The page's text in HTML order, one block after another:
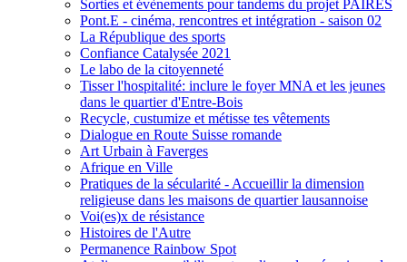
Sorties et évènements pour tandems du projet PAIRES
Pont.E - cinéma, rencontres et intégration - saison 02
La République des sports
Confiance Catalysée 2021
Le labo de la citoyenneté
Tisser l'hospitalité: inclure le foyer MNA et les jeunes
dans le quartier d'Entre-Bois
Recycle, custumize et métisse tes vêtements
Dialogue en Route Suisse romande
Art Urbain à Faverges
Afrique en Ville
Pratiques de la sécularité - Accueillir la dimension
religieuse dans les maisons de quartier lausannoise
Voi(es)x de résistance
Histoires de l'Autre
Permanence Rainbow Spot